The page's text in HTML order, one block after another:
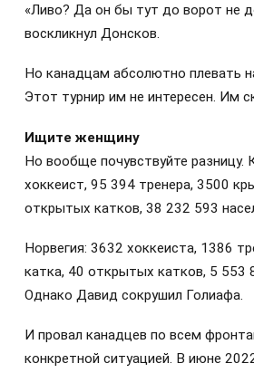
«Ливо? Да он бы тут до ворот не
воскликнул Донсков.
Но канадцам абсолютно плевать
Этот турнир им не интересен. Им
Ищите женщину
Но вообще почувствуйте разницу.
хоккеист, 95 394 тренера, 3500
открытых катков, 38 232 593
Норвегия: 3632 хоккеиста, 1386
катка, 40 открытых катков, 5 553
Однако Давид сокрушил Голиафа.
И провал канадцев по всем
конкретной ситуацией. В июне